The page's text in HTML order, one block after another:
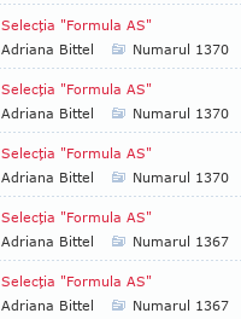
Selecţia "Formula AS"
Adriana Bittel
Numarul 1370
Selecţia "Formula AS"
Adriana Bittel
Numarul 1370
Selecţia "Formula AS"
Adriana Bittel
Numarul 1370
Selecţia "Formula AS"
Adriana Bittel
Numarul 1367
Selecţia "Formula AS"
Adriana Bittel
Numarul 1367